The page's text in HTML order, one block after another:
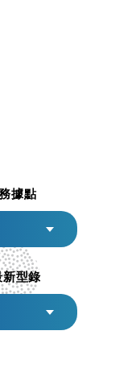
據點
新型錄